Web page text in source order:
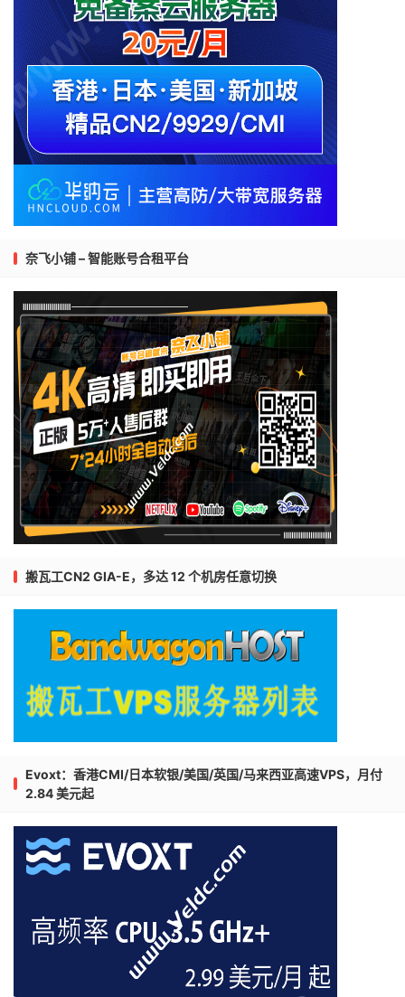
奈飞小铺 – 智能账号合租平台
搬瓦工CN2 GIA-E，多达 12 个机房任意切换
Evoxt：香港CMI/日本软银/美国/英国/马来西亚高速VPS，月付
2.84 美元起